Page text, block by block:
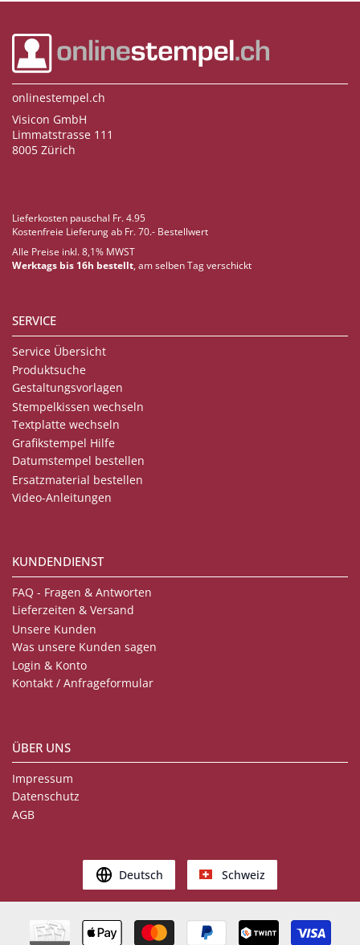
onlinestempel.ch
Visicon GmbH
Limmatstrasse 111
8005 Zürich
Lieferkosten pauschal Fr. 4.95
Kostenfreie Lieferung ab Fr. 70.- Bestellwert
Alle Preise inkl. 8,1% MWST
Werktags bis 16h bestellt, am selben Tag verschickt
SERVICE
Service Übersicht
Produktsuche
Gestaltungsvorlagen
Stempelkissen wechseln
Textplatte wechseln
Grafikstempel Hilfe
Datumstempel bestellen
Ersatzmaterial bestellen
Video-Anleitungen
KUNDENDIENST
FAQ - Fragen & Antworten
Lieferzeiten & Versand
Unsere Kunden
Was unsere Kunden sagen
Login & Konto
Kontakt / Anfrageformular
ÜBER UNS
Impressum
Datenschutz
AGB
Deutsch Schweiz